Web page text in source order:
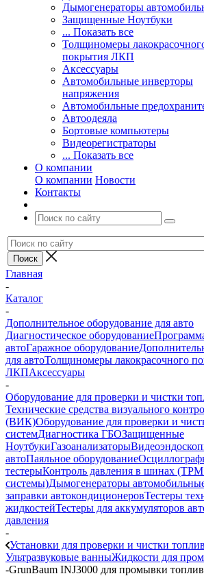
Дымогенераторы
Защищенные Ноутбуки
... Показать все
Толщиномеры
покрытия ЛКП
Аксессуары
Автомобильные инверторы
напряжения
Автомобильные
Автоодеяла
Бортовые компьютеры
Видеорегистраторы
... Показать все
О компании
О компании Новости
Контакты
Главная
-
Каталог
-
Дополнительное оборудование для авто
Диагностическое оборудование
автоГаражное оборудование
для автоТолщиномеры лакокрасочного
ЛКПАксессуары
-
Оборудование для проверки и чистки
Технические средства визуального
(ВИК)Оборудование для проверки и
системДиагностика ГБОЗащищенные
НоутбукиГазоанализаторы
автоПаяльное оборудование
тестерыКонтроль давления в шинах
системы)Дымогенераторы
заправки автокондиционеровТестеры
жидкостейТестеры для аккумуляторов
давления
-
Установки для проверки и чистки
Ультразвуковые ванныЖидкости для
-GrunBaum INJ3000 для промывки